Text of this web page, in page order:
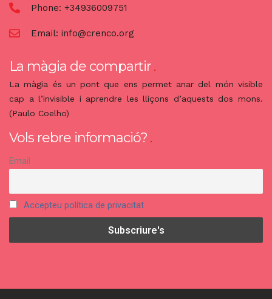
Phone: +34936009751
Email: info@crenco.org
La màgia de compartir
La màgia és un pont que ens permet anar del món visible
cap a l’invisible i aprendre les lliçons d’aquests dos mons.
(Paulo Coelho)
Vols rebre informació?
Email
Accepteu política de privacitat